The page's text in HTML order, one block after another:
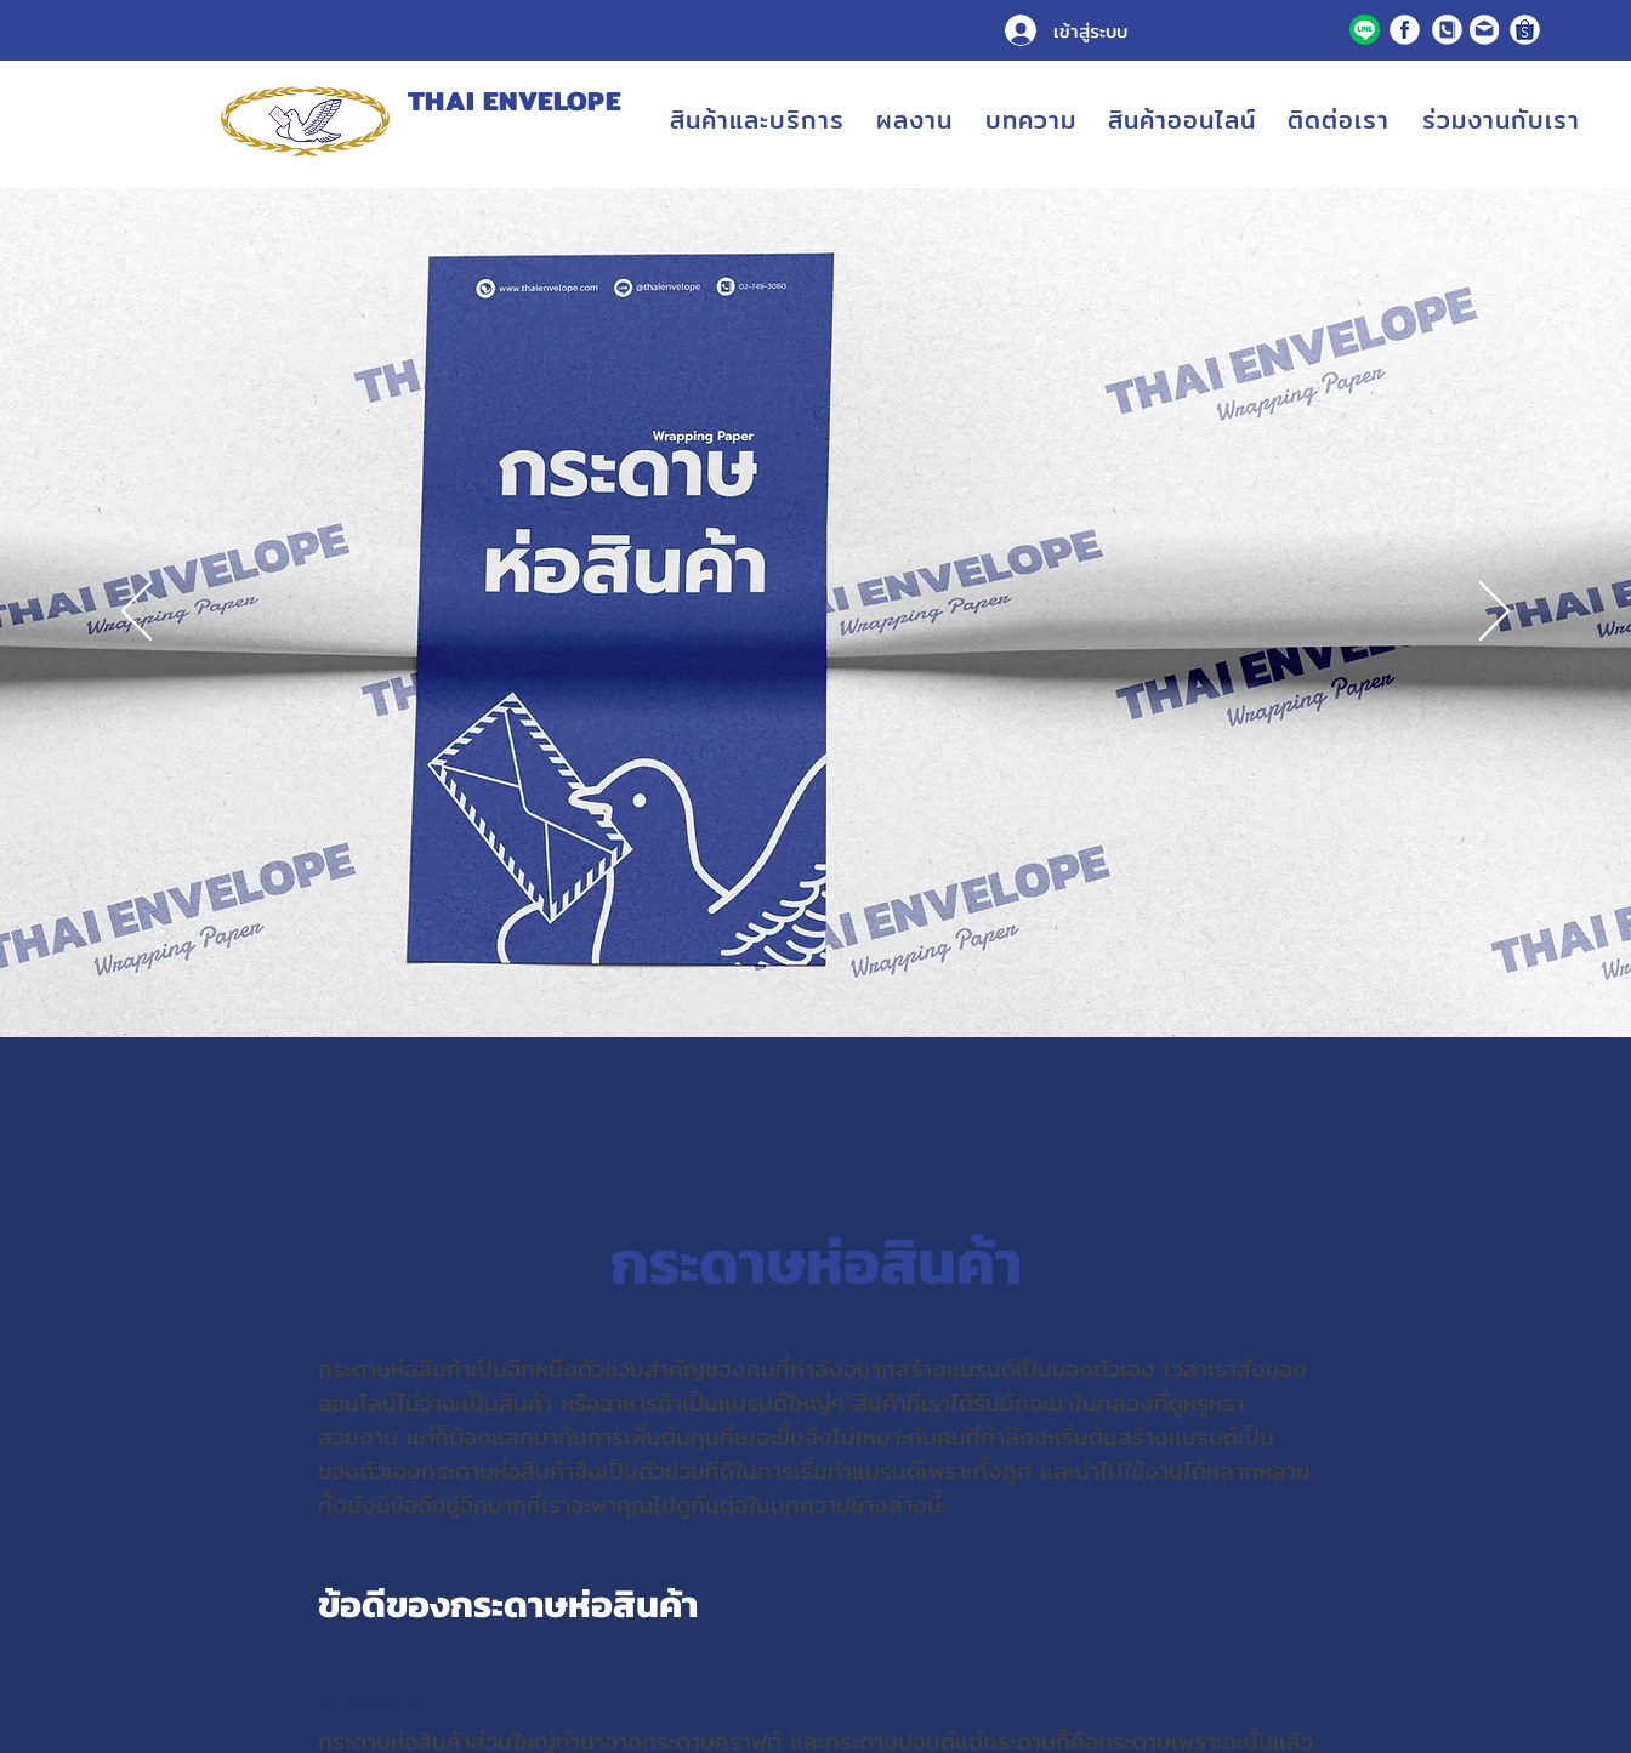
เข้าสู่ระบบ
THAI ENVELOPE สินค้าและบริการ ผลงาน บทความ สินค้าออนไลน์ ติดต่อเรา ร่วมงานกับเรา
กระดาษห่อสินค้า
กระดาษห่อสินค้าเป็นอีกหนึ่งตัวช่วยสำคัญของคนที่กำลังอยากสร้างแบรนด์เป็นของตัวเอง เวลาเราสั่งของ
ออนไลน์ไม่ว่าจะเป็นสินค้า หรืออาหารถ้าเป็นแบรนด์ใหญ่ๆ สินค้าที่เราได้รับมักจะมาในกล่องที่ดูหรูหรา
สวยงาม แต่ก็ต้องแลกมากับการเพิ่มต้นทุนที่เยอะขึ้นจึงไม่เหมาะกับคนที่กำลังจะเริ่มต้นสร้างแบรนด์เป็น
ของตัวเองกระดาษห่อสินค้าจึงเป็นตัวช่วยที่ดีในการเริ่มทำแบรนด์เพราะทั้งถูก และนำไปใช้งานได้หลากหลาย
ทั้งยังมีข้อดีอยู่อีกมากที่เราจะพาคุณไปดูกันต่อในบทความข้างล่างนี้
ข้อดีของกระดาษห่อสินค้า
กระดาษห่อสินค้าส่วนใหญ่ทำมาจากกระดาษคราฟท์ และกระดาษปอนด์แต่กระดาษก็คือกระดาษเพราะฉะนั้นแล้ว